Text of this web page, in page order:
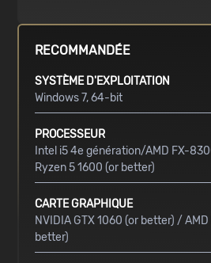
RECOMMANDÉE
SYSTÈME D'EXPLOITATION
Windows 7, 64-bit
PROCESSEUR
Intel i5 4e génération/AMD FX-
Ryzen 5 1600 (or better)
CARTE GRAPHIQUE
NVIDIA GTX 1060 (or better) /
better)